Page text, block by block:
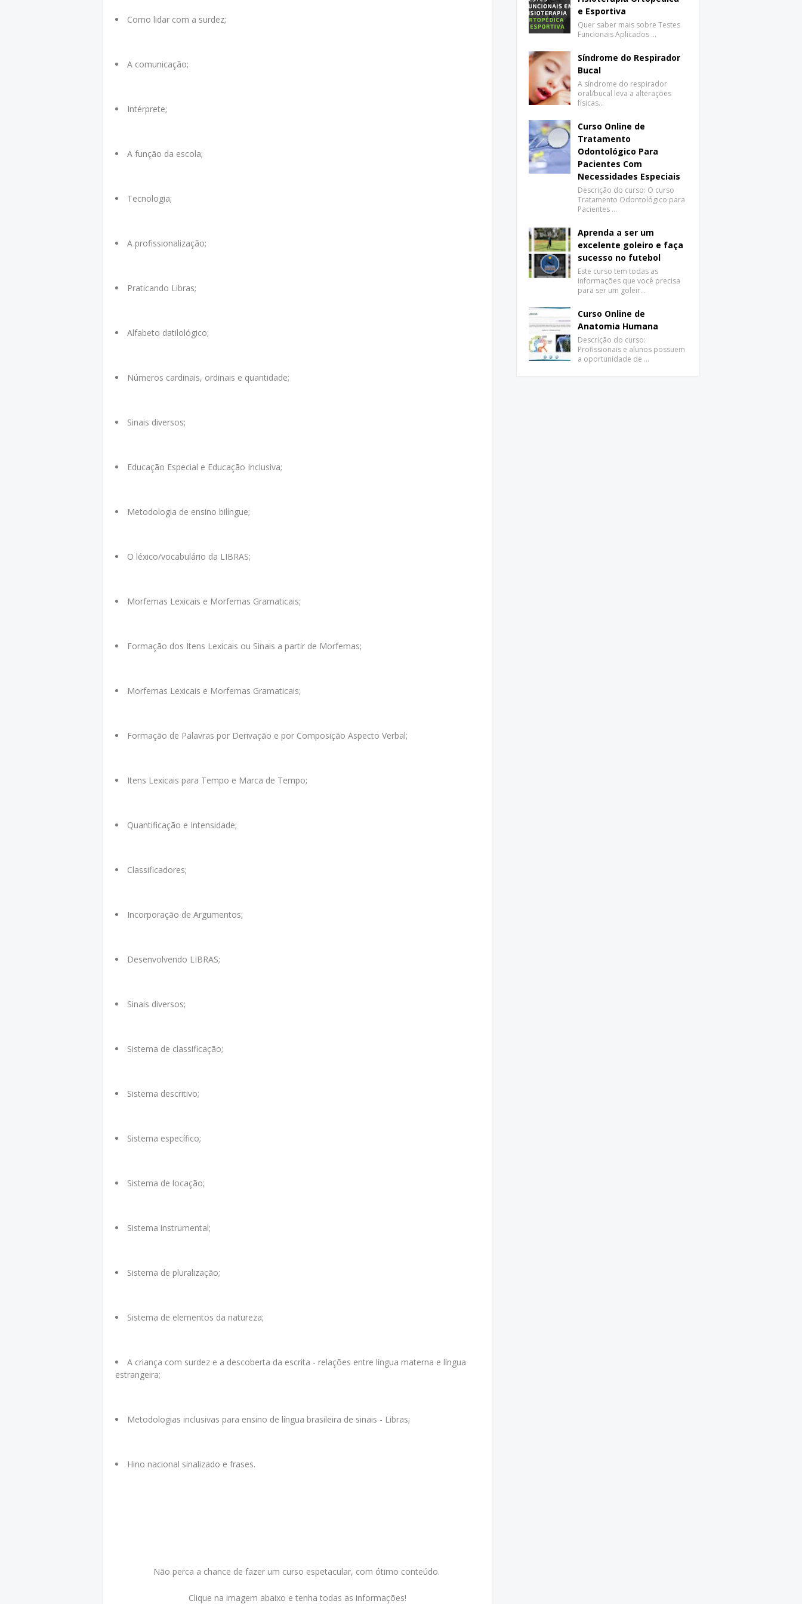
Como lidar com a surdez;
A comunicação;
Intérprete;
A função da escola;
Tecnologia;
A profissionalização;
Praticando Libras;
Alfabeto datilológico;
Números cardinais, ordinais e quantidade;
Sinais diversos;
Educação Especial e Educação Inclusiva;
Metodologia de ensino bilíngue;
O léxico/vocabulário da LIBRAS;
Morfemas Lexicais e Morfemas Gramaticais;
Formação dos Itens Lexicais ou Sinais a partir de Morfemas;
Morfemas Lexicais e Morfemas Gramaticais;
Formação de Palavras por Derivação e por Composição Aspecto Verbal;
Itens Lexicais para Tempo e Marca de Tempo;
Quantificação e Intensidade;
Classificadores;
Incorporação de Argumentos;
Desenvolvendo LIBRAS;
Sinais diversos;
Sistema de classificação;
Sistema descritivo;
Sistema específico;
Sistema de locação;
Sistema instrumental;
Sistema de pluralização;
Sistema de elementos da natureza;
A criança com surdez e a descoberta da escrita - relações entre língua materna e língua
estrangeira;
Metodologias inclusivas para ensino de língua brasileira de sinais - Libras;
Hino nacional sinalizado e frases.
Não perca a chance de fazer um curso espetacular, com ótimo conteúdo.
Clique na imagem abaixo e tenha todas as informações!
e Esportiva
Quer saber mais sobre Testes
Funcionais Aplicados …
Síndrome do Respirador
Bucal
A síndrome do respirador
oral/bucal leva a alterações
físicas…
Curso Online de
Tratamento
Odontológico Para
Pacientes Com
Necessidades Especiais
Descrição do curso: O curso
Tratamento Odontológico para
Pacientes …
Aprenda a ser um
excelente goleiro e faça
sucesso no futebol
Este curso tem todas as
informações que você precisa
para ser um goleir…
Curso Online de
Anatomia Humana
Descrição do curso:
Profissionais e alunos possuem
a oportunidade de …